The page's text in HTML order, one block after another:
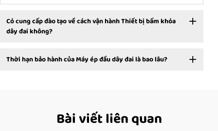
Có cung cấp đào tạo về cách vận hành Thiết bị bấm khóa
dây đai không?
Thời hạn bảo hành của Máy ép đầu dây đai là bao lâu?
Bài viết liên quan